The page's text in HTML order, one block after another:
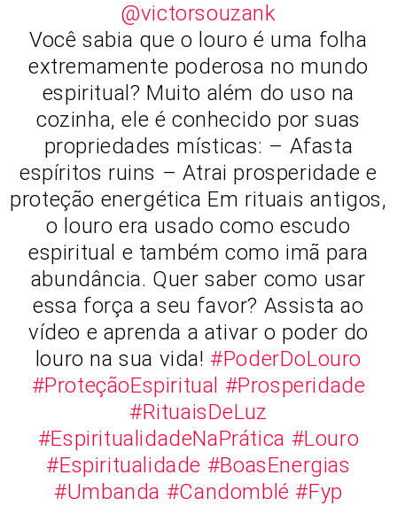
@victorsouzank
Você sabia que o louro é uma folha
extremamente poderosa no mundo
espiritual? Muito além do uso na
cozinha, ele é conhecido por suas
propriedades místicas: – Afasta
espíritos ruins – Atrai prosperidade e
proteção energética Em rituais antigos,
o louro era usado como escudo
espiritual e também como imã para
abundância. Quer saber como usar
essa força a seu favor? Assista ao
vídeo e aprenda a ativar o poder do
louro na sua vida! #PoderDoLouro
#ProteçãoEspiritual #Prosperidade
#RituaisDeLuz
#EspiritualidadeNaPrática #Louro
#Espiritualidade #BoasEnergias
#Umbanda #Candomblé #Fyp